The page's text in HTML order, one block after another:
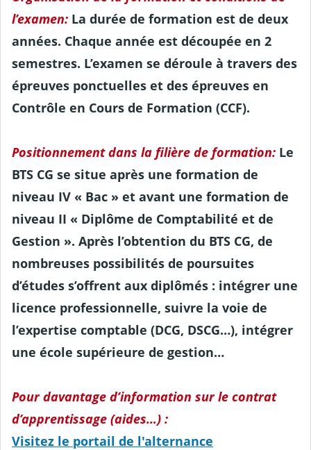
l’examen: La durée de formation est de deux
années. Chaque année est découpée en 2
semestres. L’examen se déroule à travers des
épreuves ponctuelles et des épreuves en
Contrôle en Cours de Formation (CCF).
Positionnement dans la filière de formation: Le
BTS CG se situe après une formation de
niveau IV « Bac » et avant une formation de
niveau II « Diplôme de Comptabilité et de
Gestion ». Après l’obtention du BTS CG, de
nombreuses possibilités de poursuites
d’études s’offrent aux diplômés : intégrer une
licence professionnelle, suivre la voie de
l’expertise comptable (DCG, DSCG…), intégrer
une école supérieure de gestion…
Pour davantage d’information sur le contrat
d’apprentissage (aides…) :
Visitez le portail de l'alternance